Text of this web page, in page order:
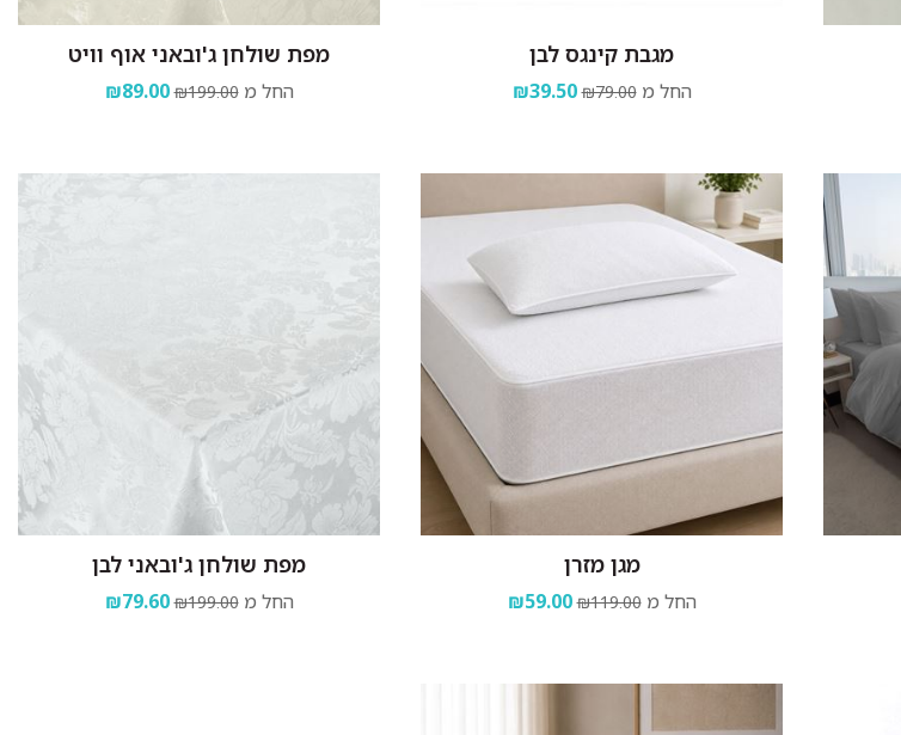
מגבת קינגס לבן
החל מ ₪79.00
₪39.50
מפת שולחן ג'ובאני אוף וויט
החל מ ₪199.00
₪89.00
מגן מזרן
החל מ ₪119.00
₪59.00
מפת שולחן ג'ובאני לבן
החל מ ₪199.00
₪79.60